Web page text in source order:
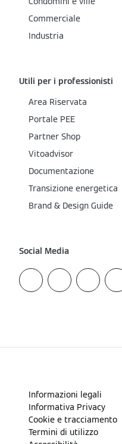
Commerciale
Industria
Utili per i professionisti
Area Riservata
Portale PEE
Partner Shop
Vitoadvisor
Documentazione
Transizione energetica
Brand & Design Guide
Social Media
Informazioni legali
Informativa Privacy
Cookie e tracciamento
Termini di utilizzo